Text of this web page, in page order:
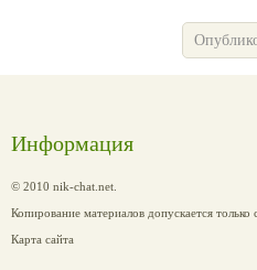
Информация
© 2010 nik-chat.net.
Копирование материалов допускается только
Карта сайта